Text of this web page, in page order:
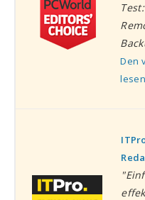
Den